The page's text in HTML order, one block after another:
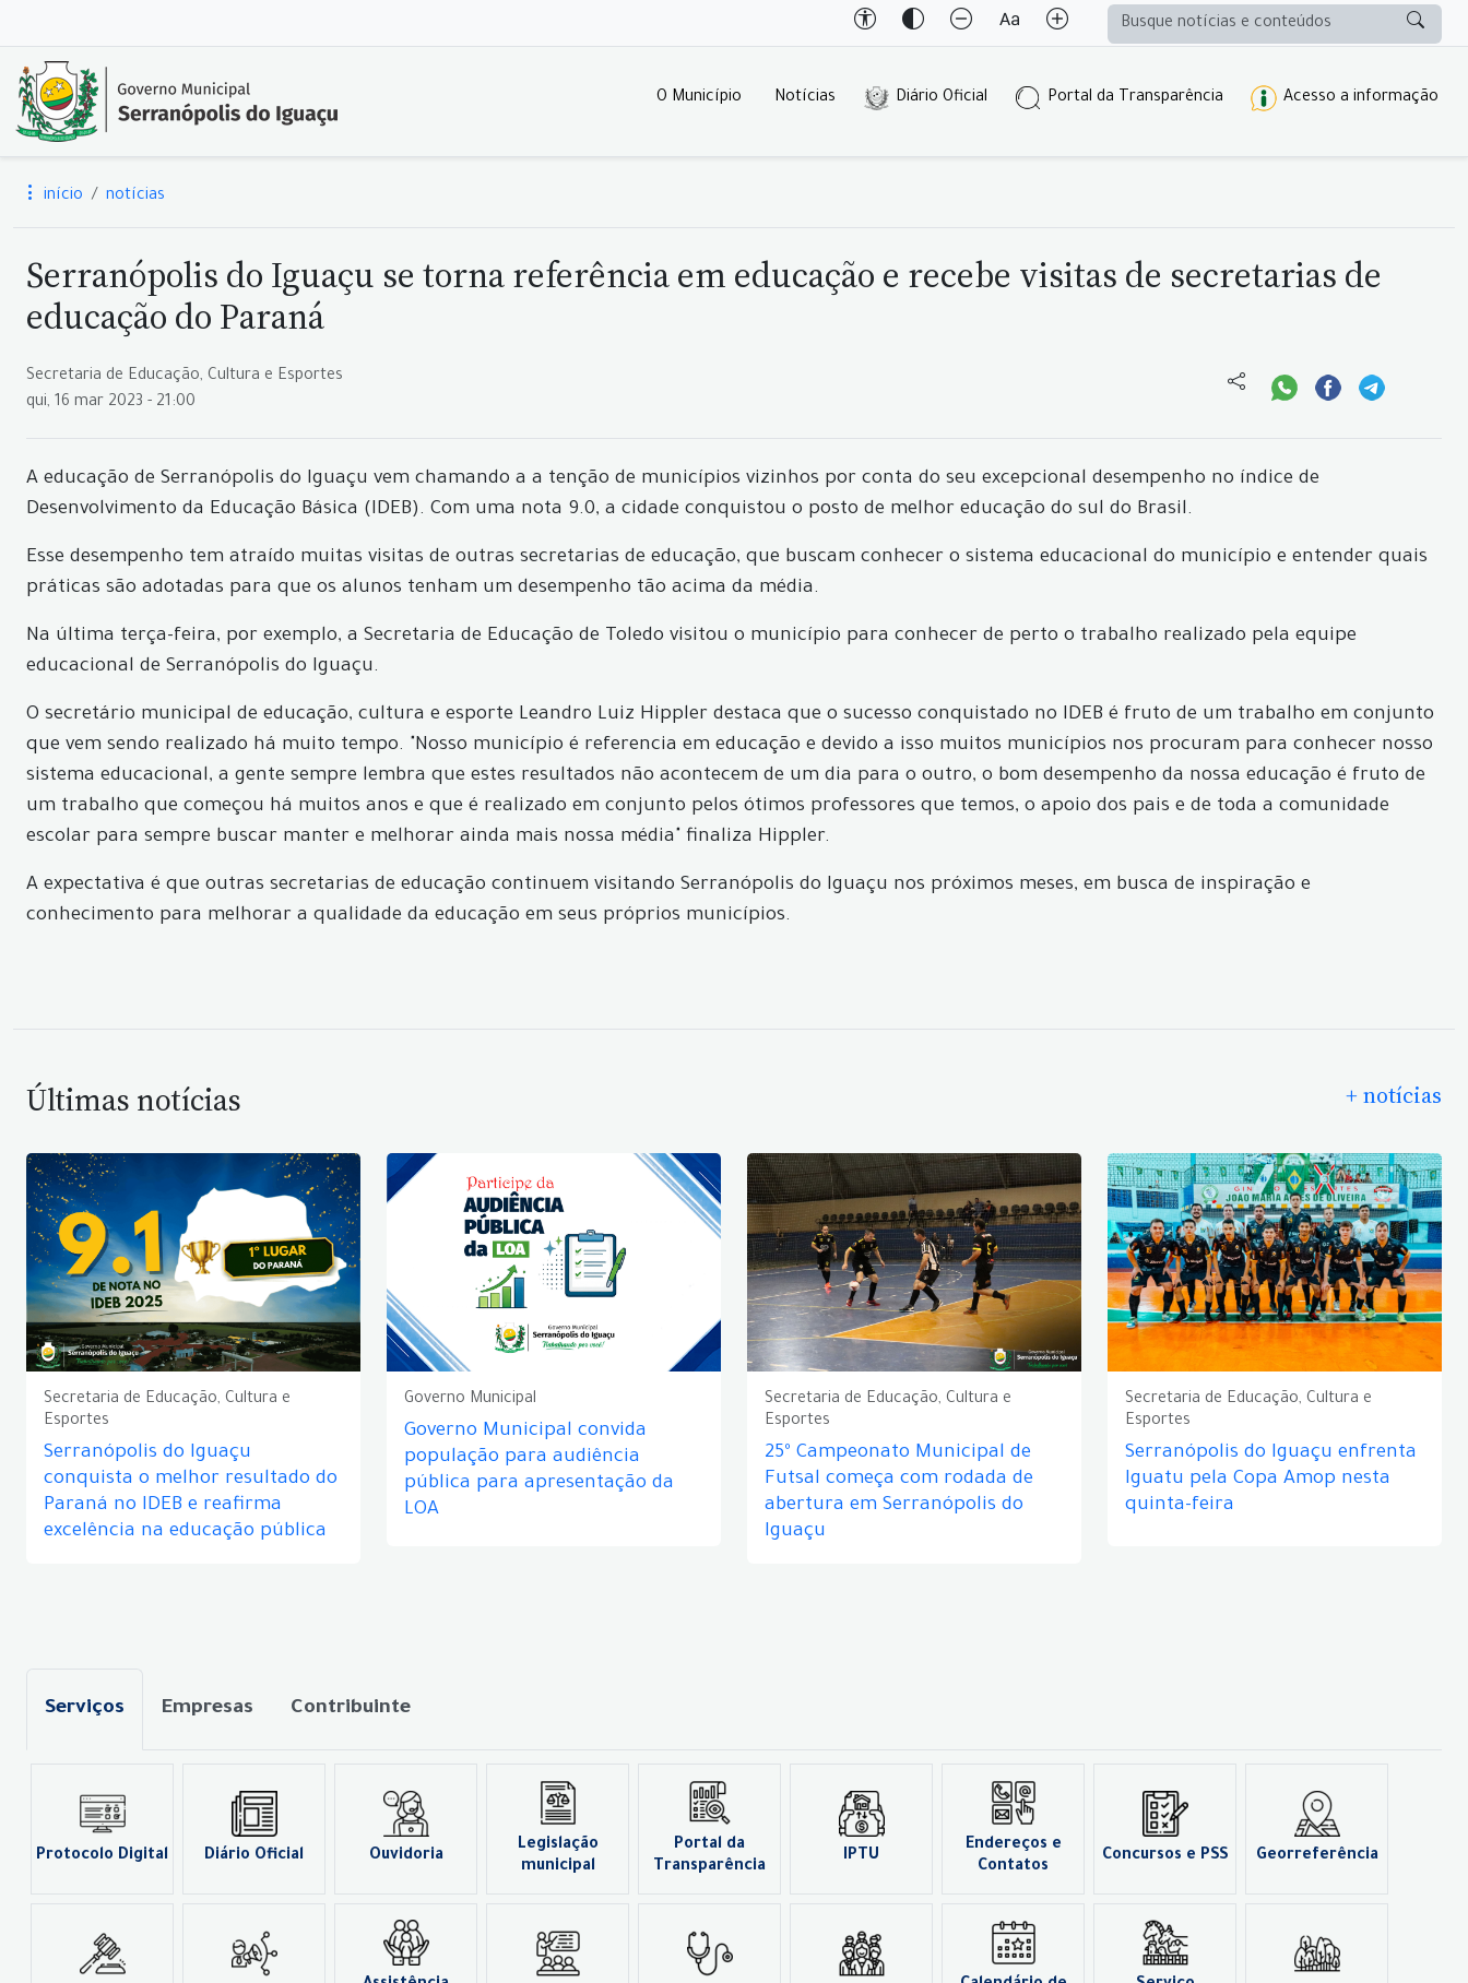
O Município Notícias Diário Oficial Portal da Transparência Acesso a informação
início notícias
Serranópolis do Iguaçu se torna referência em educação e recebe visitas de secretarias de
educação do Paraná
Secretaria de Educação, Cultura e Esportes
qui, 16 mar 2023 - 21:00
A educação de Serranópolis do Iguaçu vem chamando a a tenção de municípios vizinhos por conta do seu excepcional desempenho no índice de
Desenvolvimento da Educação Básica (IDEB). Com uma nota 9.0, a cidade conquistou o posto de melhor educação do sul do Brasil.
Esse desempenho tem atraído muitas visitas de outras secretarias de educação, que buscam conhecer o sistema educacional do município e entender quais
práticas são adotadas para que os alunos tenham um desempenho tão acima da média.
Na última terça-feira, por exemplo, a Secretaria de Educação de Toledo visitou o município para conhecer de perto o trabalho realizado pela equipe
educacional de Serranópolis do Iguaçu.
O secretário municipal de educação, cultura e esporte Leandro Luiz Hippler destaca que o sucesso conquistado no IDEB é fruto de um trabalho em conjunto
que vem sendo realizado há muito tempo. "Nosso município é referencia em educação e devido a isso muitos municípios nos procuram para conhecer nosso
sistema educacional, a gente sempre lembra que estes resultados não acontecem de um dia para o outro, o bom desempenho da nossa educação é fruto de
um trabalho que começou há muitos anos e que é realizado em conjunto pelos ótimos professores que temos, o apoio dos pais e de toda a comunidade
escolar para sempre buscar manter e melhorar ainda mais nossa média" finaliza Hippler.
A expectativa é que outras secretarias de educação continuem visitando Serranópolis do Iguaçu nos próximos meses, em busca de inspiração e
conhecimento para melhorar a qualidade da educação em seus próprios municípios.
Últimas notícias + notícias
Secretaria de Educação, Cultura e
Esportes
Serranópolis do Iguaçu
conquista o melhor resultado do
Paraná no IDEB e reafirma
excelência na educação pública
Governo Municipal
Governo Municipal convida
população para audiência
pública para apresentação da
LOA
Secretaria de Educação, Cultura e
Esportes
25º Campeonato Municipal de
Futsal começa com rodada de
abertura em Serranópolis do
Iguaçu
Secretaria de Educação, Cultura e
Esportes
Serranópolis do Iguaçu enfrenta
Iguatu pela Copa Amop nesta
quinta-feira
Serviços Empresas Contribuinte
Protocolo Digital Diário Oficial Ouvidoria
Legislação
municipal
Portal da
Transparência
IPTU
Endereços e
Contatos
Concursos e PSS Georreferência